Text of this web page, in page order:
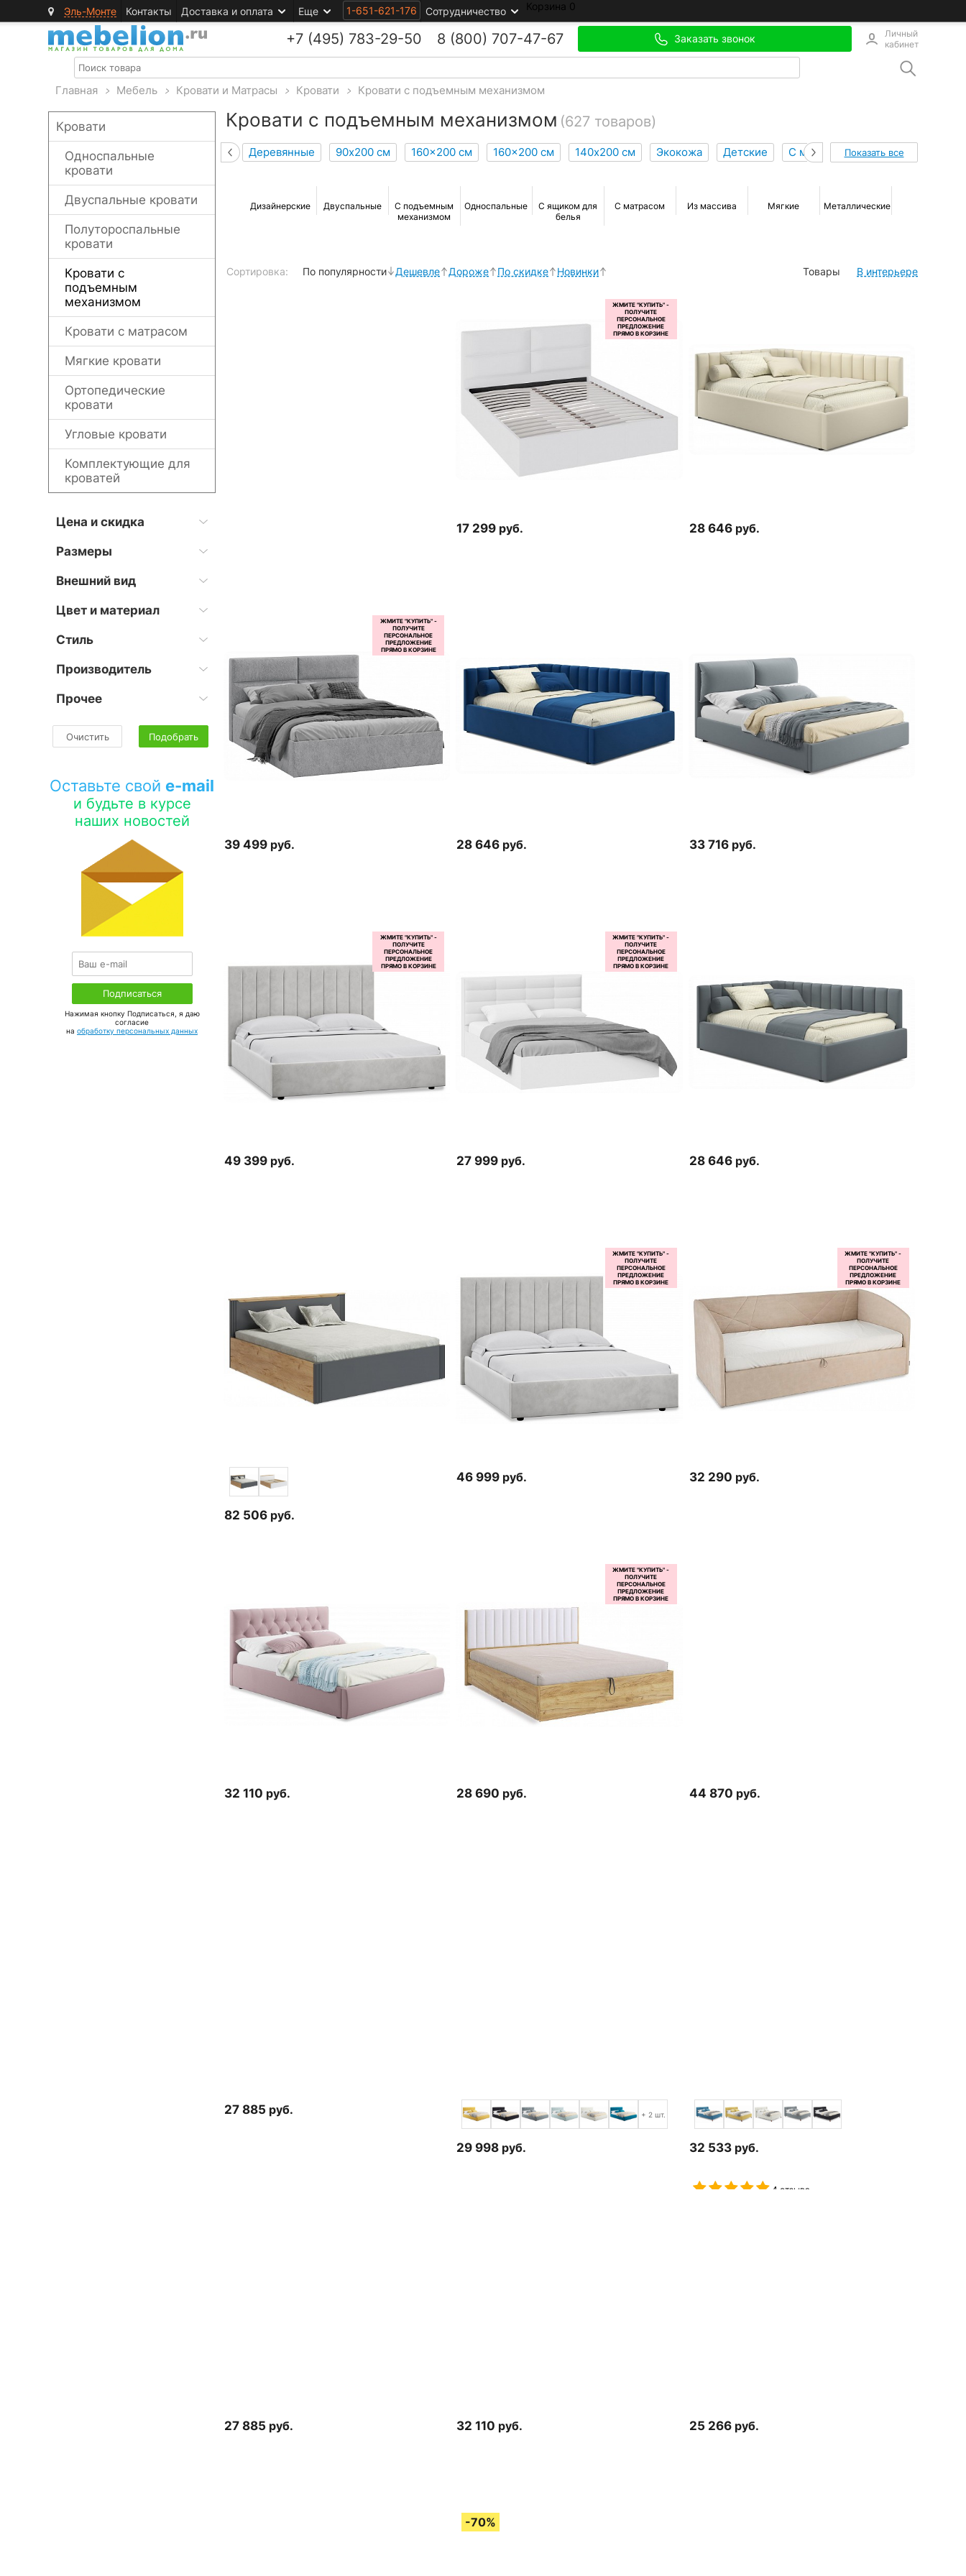
Эль-Монте Контакты Доставка и оплата Еще 1-651-621-176 Сотрудничество Корзина 0
+7 (495) 783-29-50 8 (800) 707-47-67 Заказать звонок
Личный
кабинет
Главная > Мебель > Кровати и Матрасы > Кровати > Кровати с подъемным механизмом
Кровати
Односпальные
кровати
Двуспальные кровати
Полутороспальные
кровати
Кровати с
подъемным
механизмом
Кровати с матрасом
Мягкие кровати
Ортопедические
кровати
Угловые кровати
Комплектующие для
кроватей
Цена и скидка
Размеры
Внешний вид
Цвет и материал
Стиль
Производитель
Прочее
Очистить Подобрать
Оставьте свой e-mail
и будьте в курсе
наших новостей
Нажимая кнопку Подписаться, я даю
соглаcие
на обработку персональных данных
Кровати с подъемным механизмом (627 товаров)
Деревянные 90х200 см 160x200 см 160x200 см 140х200 см Экокожа Детские С мягким изголовьем
Показать все
Дизайнерские Двуспальные
С подъемным
механизмом
Односпальные
С ящиком для
белья
С матрасом Из массива Мягкие Металлические
Сортировка: По популярности Дешевле Дороже По скидке Новинки Товары В интерьере
17 299 руб. 28 646 руб.
39 499 руб. 28 646 руб. 33 716 руб.
49 399 руб. 27 999 руб. 28 646 руб.
82 506 руб.
46 999 руб. 32 290 руб.
32 110 руб. 28 690 руб. 44 870 руб.
27 885 руб. + 2 шт.
29 998 руб. 32 533 руб.
4 отзыва
27 885 руб. 32 110 руб. 25 266 руб.